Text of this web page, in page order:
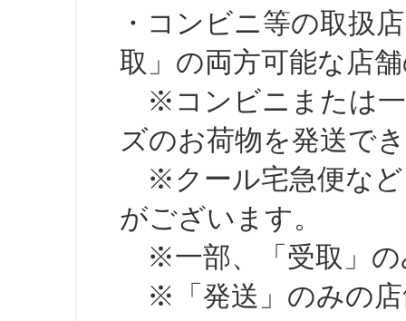
・コンビニ等の取扱
取」の両方可能な店
※コンビニまたは一
ズのお荷物を発送で
※クール宅急便など
がございます。
※一部、「受取」の
※「発送」のみの店